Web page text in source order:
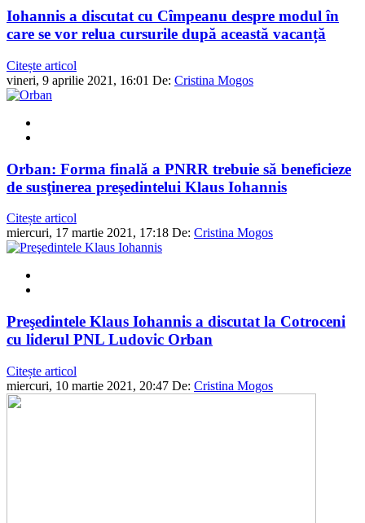
Iohannis a discutat cu Cîmpeanu despre modul în
care se vor relua cursurile după această vacanță
Citește articol
vineri, 9 aprilie 2021, 16:01 De: Cristina Mogos
Orban: Forma finală a PNRR trebuie să beneficieze
de susţinerea preşedintelui Klaus Iohannis
Citește articol
miercuri, 17 martie 2021, 17:18 De: Cristina Mogos
Preşedintele Klaus Iohannis a discutat la Cotroceni
cu liderul PNL Ludovic Orban
Citește articol
miercuri, 10 martie 2021, 20:47 De: Cristina Mogos